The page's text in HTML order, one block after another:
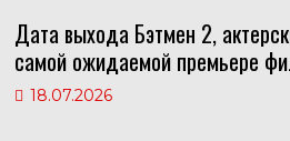
Дата выхода Бэтмен 2,
самой ожидаемой премьере
18.07.2026